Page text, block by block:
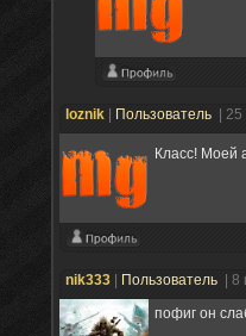
loznik Пользователь |
Класс!
nik333 Пользователь
|
пофиг он